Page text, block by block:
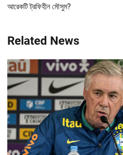
আরেকটি ট্রফিহীন মৌসুম?
Related News